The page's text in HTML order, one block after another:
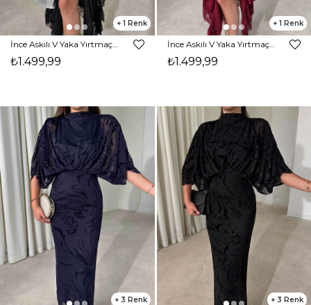
1
₺1.499,99
1
İnce Askılı V Yaka Yırtmaçlı Parıltı Detaylı Bordo Perlo Kadın Elbise 26Y498
₺1.499,99
3 3